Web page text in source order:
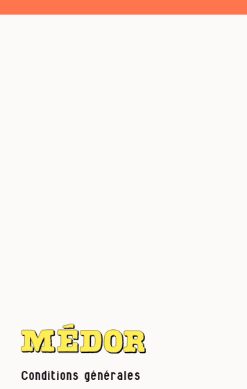
Conditions générales